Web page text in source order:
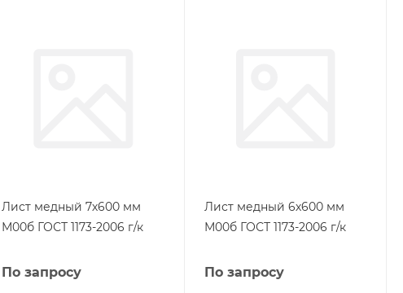
Лист медный 7х600 мм
М00б ГОСТ 1173-2006 г/к
По запросу
Лист медный 6х600 мм
М00б ГОСТ 1173-2006 г/к
По запросу